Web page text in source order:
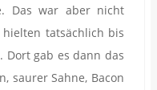
Das war aber nicht
tatsächlich bis
gab es dann das
saurer Sahne, Bacon